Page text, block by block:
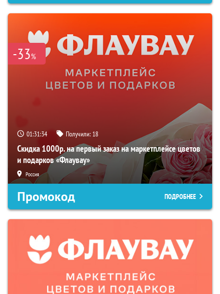
-33%
01:31:33 Получили: 18
Скидка 1000р. на первый заказ на маркетплейсе цветов
и подарков «Флаувау»
Россия
Промокод ПОДРОБНЕЕ